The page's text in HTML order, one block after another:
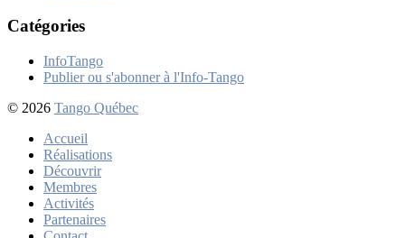
Catégories
InfoTango
Publier ou s'abonner à l'Info-Tango
© 2026 Tango Québec
Accueil
Réalisations
Découvrir
Membres
Activités
Partenaires